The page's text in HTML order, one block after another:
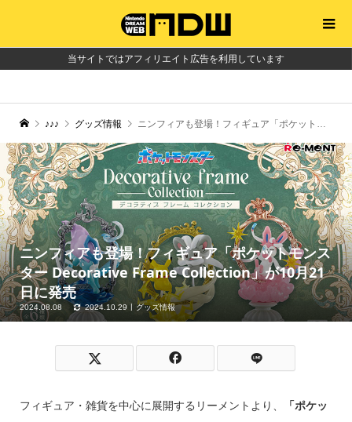
当サイトではアフィリエイト広告を利用しています
♪♪♪ グッズ情報 ニンフィアも登場！フィギュア「ポケットモンスター Decorative Frame Collection」が10月21日に発売
ニンフィアも登場！フィギュア「ポケットモンス
ター Decorative Frame Collection」が10月21
日に発売
2024.08.08 2024.10.29 グッズ情報
フィギュア・雑貨を中心に展開するリーメントより、 「ポケッ